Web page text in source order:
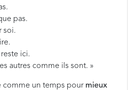
pas.
soi.
ici.
autres comme ils sont. »
comme un temps pour mieux